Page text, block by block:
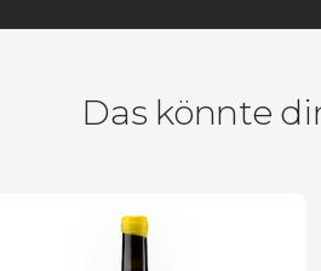
Das könnte